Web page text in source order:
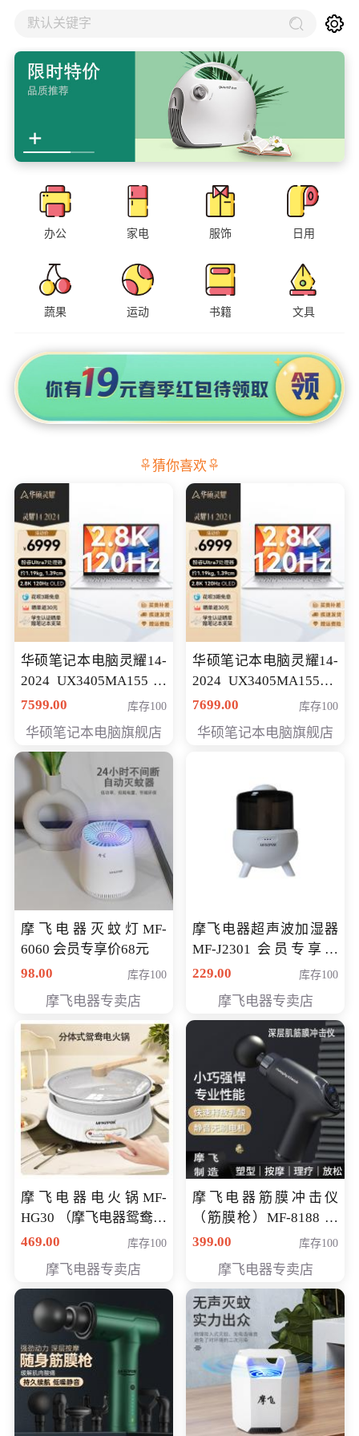
默认关键字
办公 家电 服饰 日用
蔬果 运动 书籍 文具
猜你喜欢
华硕笔记本电脑灵耀14-
2024 UX3405MA155冰
川银 oled 智慧轻薄本 会
7599.00 库存100
华硕笔记本电脑旗舰店
华硕笔记本电脑灵耀14-
2024 UX3405MA155夜
空蓝 oled 智慧轻薄本 会
7699.00 库存100
华硕笔记本电脑旗舰店
摩飞电器灭蚊灯MF-
6060 会员专享价68元
98.00
库存100
摩飞电器专卖店
摩飞电器超声波加湿器
MF-J2301 会员专享价
168元
229.00 库存100
摩飞电器专卖店
摩飞电器电火锅MF-
HG30 （摩飞电器鸳鸯锅
MF-HG30 ） 会员专享价
469.00 库存100
摩飞电器专卖店
摩飞电器筋膜冲击仪
（筋膜枪）MF-8188 会
员专享价268元
399.00 库存100
摩飞电器专卖店